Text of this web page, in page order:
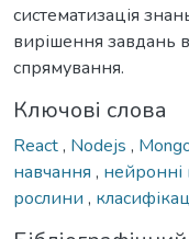
систематизація
вирішення завдань
спрямування.
Ключові слова
React, Nodejs ,
навчання , нейронні
рослини ,